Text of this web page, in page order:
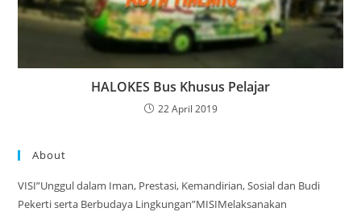
HALOKES Bus Khusus Pelajar
22 April 2019
About
VISI”Unggul dalam Iman, Prestasi, Kemandirian, Sosial dan Budi
Pekerti serta Berbudaya Lingkungan”MISIMelaksanakan